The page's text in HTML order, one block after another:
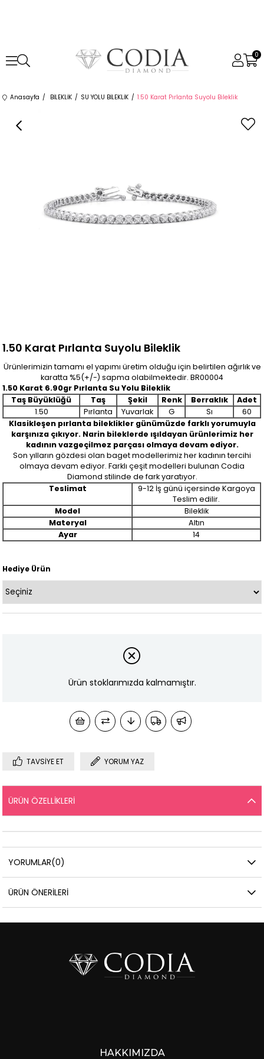
0
Anasayfa BİLEKLİK SU YOLU BİLEKLİK 1.50 Karat Pırlanta Suyolu Bileklik
1.50 Karat Pırlanta Suyolu Bileklik
Ürünlerimizin tamamı el yapımı üretim olduğu için belirtilen ağırlık ve
karatta %5(+/-) sapma olabilmektedir. BR00004
1.50 Karat 6.90gr Pırlanta Su Yolu Bileklik
Taş Büyüklüğü
Taş Şekil Renk Berraklık
Adet
1.50
Pırlanta Yuvarlak G Sı
60
Klasikleşen pırlanta bileklikler günümüzde farklı yorumuyla
karşınıza çıkıyor. Narin bileklerde ışıldayan ürünlerimiz her
kadının vazgeçilmez parçası olmaya devam ediyor.
Son yılların gözdesi olan baget modellerimiz her kadının tercihi
olmaya devam ediyor. Farklı çeşit modelleri bulunan Codia
Diamond stilinde de fark yaratıyor.
Teslimat
9-12 İş günü içersinde Kargoya
Teslim edilir.
Model
Bileklik
Materyal
Altın
Ayar
14
Hediye Ürün
Ürün stoklarımızda kalmamıştır.
TAVSIYE ET YORUM YAZ
ÜRÜN ÖZELLIKLERI
YORUMLAR(0)
ÜRÜN ÖNERILERI
HAKKIMIZDA